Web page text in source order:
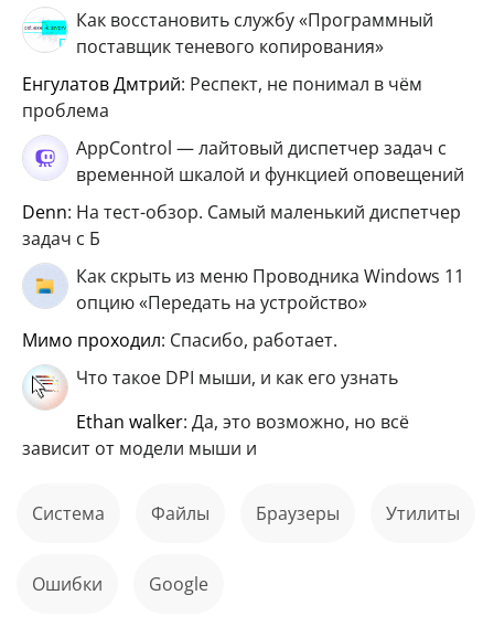
Как восстановить службу «Программный
поставщик теневого копирования»
Енгулатов Дмтрий: Респект, не понимал в чём
проблема
AppControl — лайтовый диспетчер задач с
временной шкалой и функцией оповещений
Denn: На тест-обзор. Самый маленький диспетчер
задач с Б
Как скрыть из меню Проводника Windows 11
опцию «Передать на устройство»
мимо проходил: Спасибо, работает.
Что такое DPI мыши, и как его узнать
ethan walker: Да, это возможно, но всё
зависит от модели мыши и
Система файлы Браузеры Утилиты
ошибки Google